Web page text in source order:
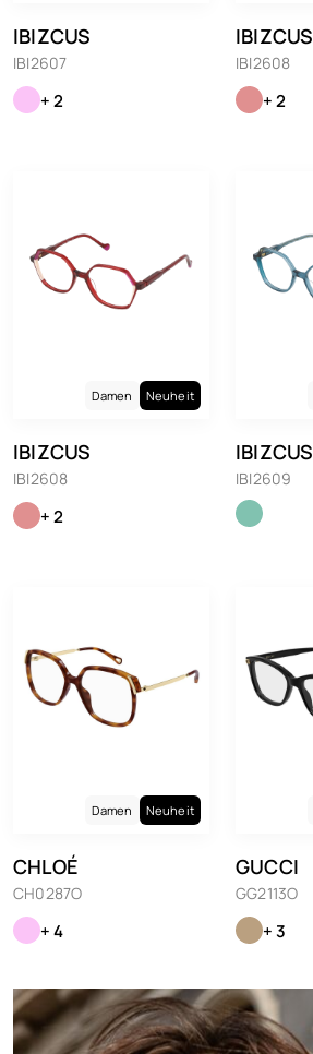
IBIZCUS
IBI2607
+ 2
IBIZCUS
IBI2608
+ 2
Damen Neuheit
IBIZCUS
IBI2608
+ 2
IBIZCUS
IBI2609
Damen Neuheit
CHLOÉ
CH0287O
+ 4
GUCCI
GG2113O
+ 3